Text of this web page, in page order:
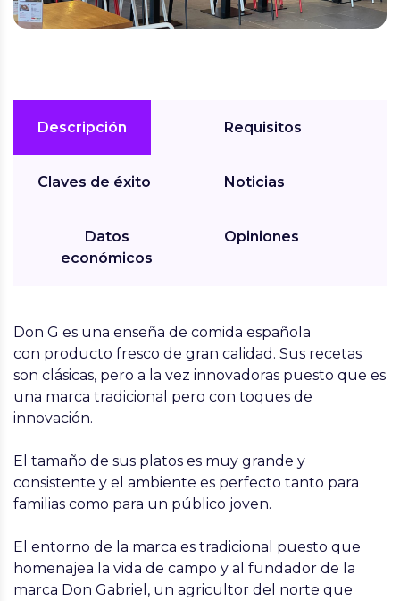
Descripción
Claves de éxito
Datos
económicos
Requisitos
Noticias
Opiniones
Don G es una enseña de comida española
con producto fresco de gran calidad. Sus recetas
son clásicas, pero a la vez innovadoras puesto que es
una marca tradicional pero con toques de
innovación.
El tamaño de sus platos es muy grande y
consistente y el ambiente es perfecto tanto para
familias como para un público joven.
El entorno de la marca es tradicional puesto que
homenajea la vida de campo y al fundador de la
marca Don Gabriel, un agricultor del norte que